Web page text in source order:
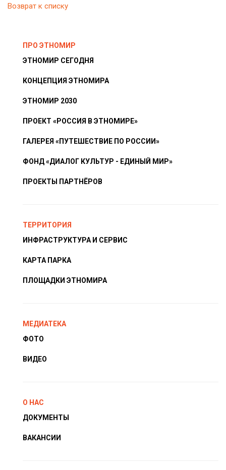
Возврат к списку
ПРО ЭТНОМИР
ЭТНОМИР СЕГОДНЯ
КОНЦЕПЦИЯ ЭТНОМИРА
ЭТНОМИР 2030
ПРОЕКТ «РОССИЯ В ЭТНОМИРЕ»
ГАЛЕРЕЯ «ПУТЕШЕСТВИЕ ПО РОССИИ»
ФОНД «ДИАЛОГ КУЛЬТУР - ЕДИНЫЙ МИР»
ПРОЕКТЫ ПАРТНЁРОВ
ТЕРРИТОРИЯ
ИНФРАСТРУКТУРА И СЕРВИС
КАРТА ПАРКА
ПЛОЩАДКИ ЭТНОМИРА
МЕДИАТЕКА
ФОТО
ВИДЕО
О НАС
ДОКУМЕНТЫ
ВАКАНСИИ